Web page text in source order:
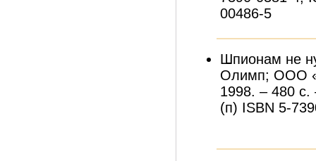
00486-5
Шпионам не
Олимп; ООО
1998. – 480 с.
(п) ISBN 5-